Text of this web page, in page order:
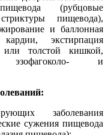
(рубцовые
пищевода),
и баллонная
экстирпация
толстой кишкой,
эзофагоколо- и
заболевания
сужения пищевода